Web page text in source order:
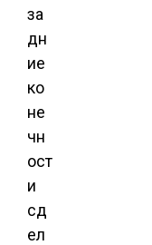
за
дн
ие
ко
не
чн
ост
и
сд
ел